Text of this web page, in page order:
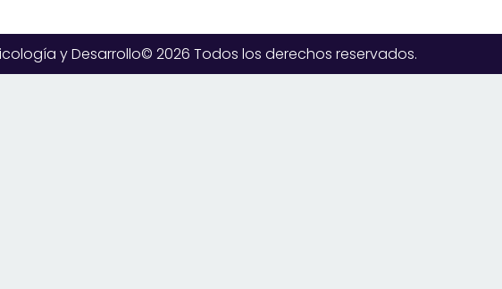
y Desarrollo© 2026 Todos los derechos reservados.